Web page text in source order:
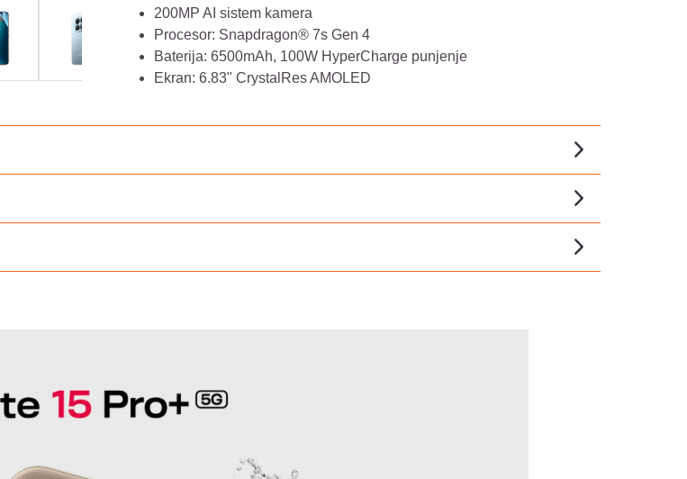
200MP AI sistem kamera
Procesor: Snapdragon® 7s Gen 4
Baterija: 6500mAh, 100W HyperCharge punjenje
Ekran: 6.83" CrystalRes AMOLED